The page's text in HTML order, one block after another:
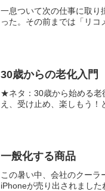
一息ついて次の仕事に取り
った。その前までは「リ
30歳からの老化入門
★ネタ：30歳から始める老
え、受け止め、楽しもう！
一般化する商品
この暑い中、会社のクーラ
iPhoneが売り出されまし